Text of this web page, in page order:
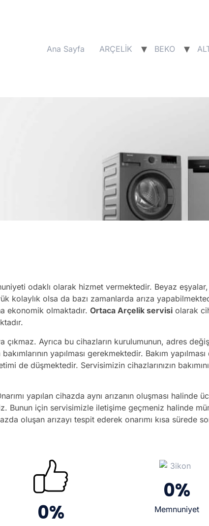
Ana Sayfa ARÇELİK BEKO
odaklı olarak hizmet vermektedir. Beyaz
kolaylık olsa da bazı zamanlarda arıza
ekonomik olmaktadır. Ortaca Arçelik servisi olarak
çıkmaz. Ayrıca bu cihazların kurulumunun, adres
yapılması gerekmektedir. Bakım yapılması
de düşmektedir. Servisimizin cihazlarınızın
yapılan cihazda aynı arızanın oluşması halinde
Bunun için servisimizle iletişime geçmeniz halinde
oluşan arızayı tespit ederek onarımı kısa sürede
0% Memnuniyet
0%